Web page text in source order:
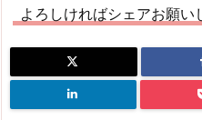
よろしければシェアお願い